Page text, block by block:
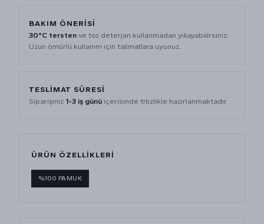
BAKIM ÖNERİSİ
30°C tersten ve toz deterjan kullanmadan yıkayabilirsiniz.
Uzun ömürlü kullanım için talimatlara uyunuz.
TESLİMAT SÜRESİ
Siparişiniz 1-3 iş günü içerisinde titizlikle hazırlanmaktadır.
ÜRÜN ÖZELLİKLERİ
%100 PAMUK